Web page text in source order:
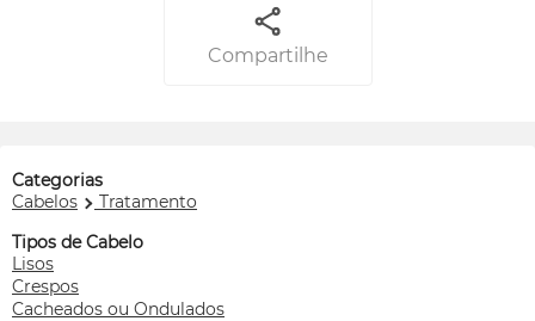
Compartilhe
Categorias
Cabelos
Tratamento
Tipos de Cabelo
Lisos
Crespos
Cacheados ou Ondulados